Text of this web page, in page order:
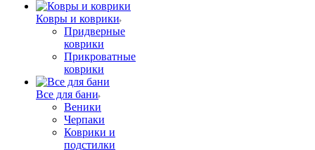
Ковры и коврики
Придверные
коврики
Прикроватные
коврики
Все для бани
Веники
Черпаки
Коврики и
подстилки